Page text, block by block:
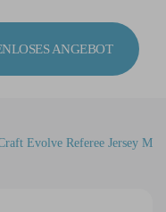
ANGEBOT
Evolve Referee Jersey M